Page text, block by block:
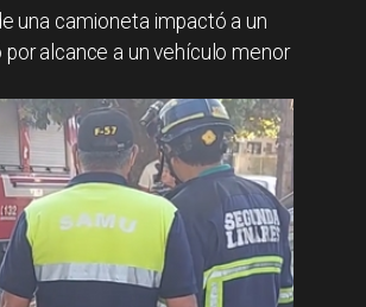
una camioneta impactó a un
alcance a un vehículo menor